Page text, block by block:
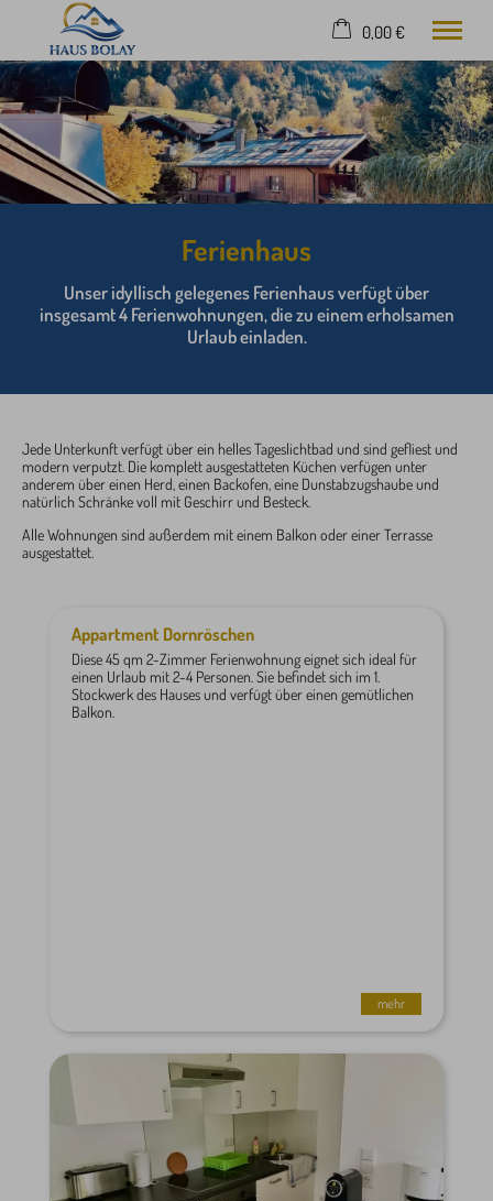
22. bis 29. August
2 Erwachsene
Ferienhaus- Ferienwohnung
Freizeit
Umgebung
0,00 €
×
Warenkorb ist leer
Ferienhaus
Unser idyllisch gelegenes Ferienhaus verfügt über
insgesamt 4 Ferienwohnungen, die zu einem erholsamen
Urlaub einladen.
Jede Unterkunft verfügt über ein helles Tageslichtbad und sind gefliest und
modern verputzt. Die komplett ausgestatteten Küchen verfügen unter
anderem über einen Herd, einen Backofen, eine Dunstabzugshaube und
natürlich Schränke voll mit Geschirr und Besteck.
Alle Wohnungen sind außerdem mit einem Balkon oder einer Terrasse
ausgestattet.
Appartment Dornröschen
Diese 45 qm 2-Zimmer Ferienwohnung eignet sich ideal für
einen Urlaub mit 2-4 Personen. Sie befindet sich im 1.
Stockwerk des Hauses und verfügt über einen gemütlichen
Balkon.
mehr